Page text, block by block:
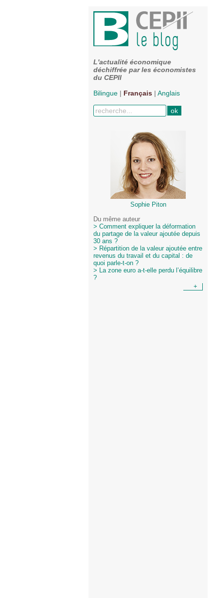
L'actualité économique
déchiffrée par les économistes
du CEPII
Bilingue | Français | Anglais
Sophie Piton
Du même auteur
> Comment expliquer la déformation
du partage de la valeur ajoutée depuis
30 ans ?
> Répartition de la valeur ajoutée entre
revenus du travail et du capital : de
quoi parle-t-on ?
> La zone euro a-t-elle perdu l’équilibre
?
+